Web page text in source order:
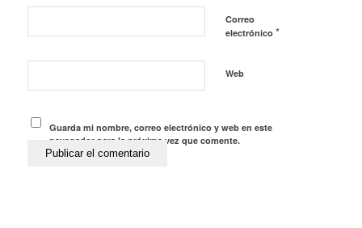
Correo
electrónico *
Web
Guarda mi nombre, correo electrónico y web en este
navegador para la próxima vez que comente.